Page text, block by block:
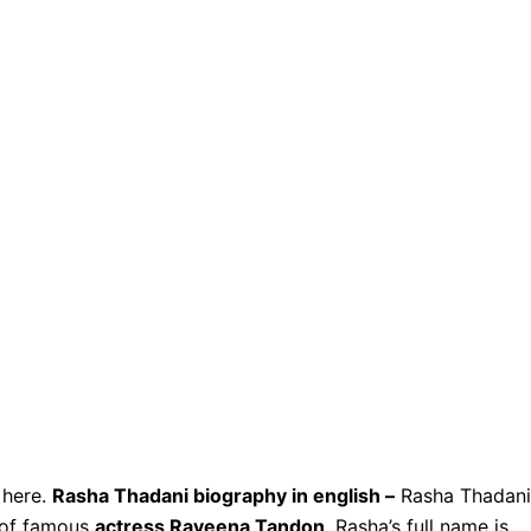
Rasha Thadani biography in english – Rasha Thadani
famous actress Raveena Tandon . Rasha’s full name is